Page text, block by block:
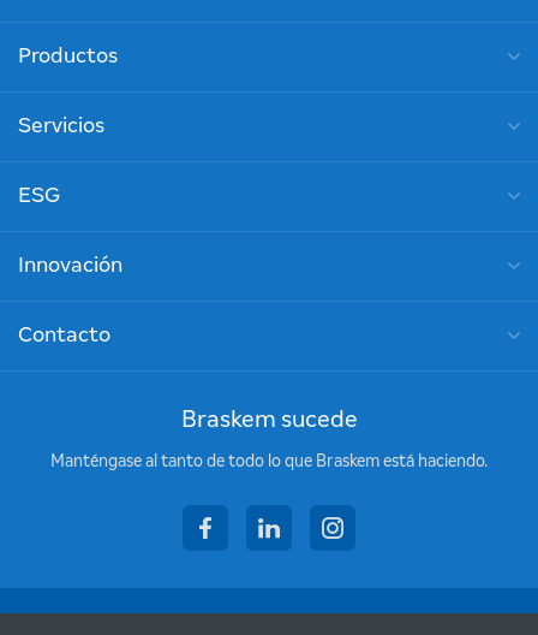
Productos
Servicios
ESG
Innovación
Contacto
Braskem sucede
Manténgase al tanto de todo lo que Braskem está haciendo.
facebooklinkedininstagram